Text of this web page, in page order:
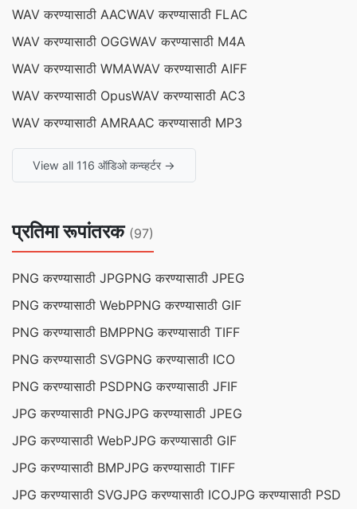
WAV करण्यासाठी AACWAV करण्यासाठी FLAC
WAV करण्यासाठी OGGWAV करण्यासाठी M4A
WAV करण्यासाठी WMAWAV करण्यासाठी AIFF
WAV करण्यासाठी OpusWAV करण्यासाठी AC3
WAV करण्यासाठी AMRAAC करण्यासाठी MP3
View all 116 ऑडिओ कन्व्हर्टर →
प्रतिमा रूपांतरक (97)
PNG करण्यासाठी JPGPNG करण्यासाठी JPEG
PNG करण्यासाठी WebPPNG करण्यासाठी GIF
PNG करण्यासाठी BMPPNG करण्यासाठी TIFF
PNG करण्यासाठी SVGPNG करण्यासाठी ICO
PNG करण्यासाठी PSDPNG करण्यासाठी JFIF
JPG करण्यासाठी PNGJPG करण्यासाठी JPEG
JPG करण्यासाठी WebPJPG करण्यासाठी GIF
JPG करण्यासाठी BMPJPG करण्यासाठी TIFF
JPG करण्यासाठी SVGJPG करण्यासाठी ICOJPG करण्यासाठी PSD